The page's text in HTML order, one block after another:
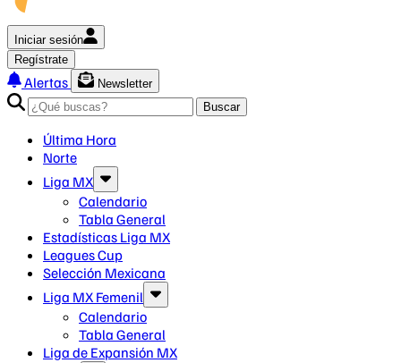
Iniciar sesión
Regístrate
Alertas
Newsletter
Buscar
Última Hora
Norte
Liga MX
Calendario
Tabla General
Estadísticas Liga MX
Leagues Cup
Selección Mexicana
Liga MX Femenil
Calendario
Tabla General
Liga de Expansión MX